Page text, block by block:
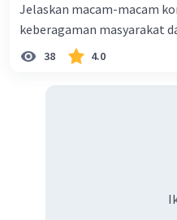
Jelaskan macam-macam
keberagaman masyarakat
Mengapa dalam
38 4.0